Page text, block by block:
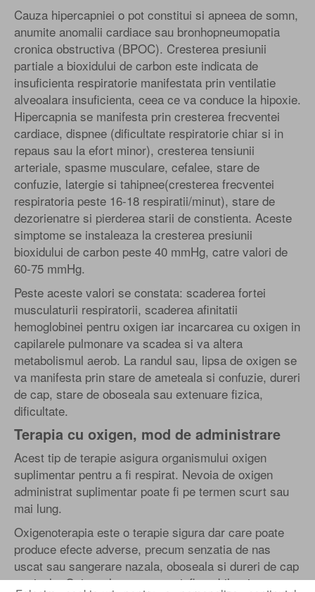
Cauza hipercapniei o pot constitui si apneea de somn,
anumite anomalii cardiace sau bronhopneumopatia
cronica obstructiva (BPOC). Cresterea presiunii
partiale a bioxidului de carbon este indicata de
insuficienta respiratorie manifestata prin ventilatie
alveoalara insuficienta, ceea ce va conduce la hipoxie.
Hipercapnia se manifesta prin cresterea frecventei
cardiace, dispnee (dificultate respiratorie chiar si in
repaus sau la efort minor), cresterea tensiunii
arteriale, spasme musculare, cefalee, stare de
confuzie, latergie si tahipnee(cresterea frecventei
respiratoria peste 16-18 respiratii/minut), stare de
dezorienatre si pierderea starii de constienta. Aceste
simptome se instaleaza la cresterea presiunii
bioxidului de carbon peste 40 mmHg, catre valori de
60-75 mmHg.
Peste aceste valori se constata: scaderea fortei
musculaturii respiratorii, scaderea afinitatii
hemoglobinei pentru oxigen iar incarcarea cu oxigen in
capilarele pulmonare va scadea si va altera
metabolismul aerob. La randul sau, lipsa de oxigen se
va manifesta prin stare de ameteala si confuzie, dureri
de cap, stare de oboseala sau extenuare fizica,
dificultate.
Terapia cu oxigen, mod de administrare
Acest tip de terapie asigura organismului oxigen
suplimentar pentru a fi respirat. Nevoia de oxigen
administrat suplimentar poate fi pe termen scurt sau
mai lung.
Oxigenoterapia este o terapie sigura dar care poate
produce efecte adverse, precum senzatia de nas
uscat sau sangerare nazala, oboseala si dureri de cap
matinale. Oxigenul este un gaz inflamabil, prin urmare